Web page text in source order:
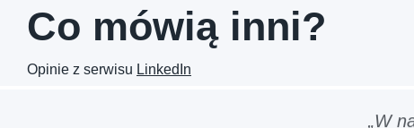
n
p
Co mówią inni?
Opinie z serwisu LinkedIn
„W